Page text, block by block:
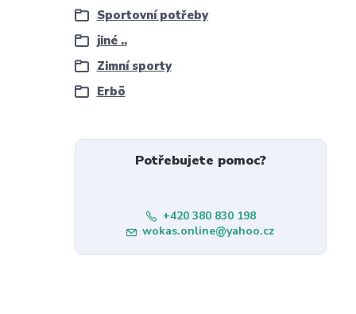
Sportovní potřeby
jiné ..
Zimní sporty
Erbö
Potřebujete pomoc?
+420 380 830 198
wokas.online@yahoo.cz